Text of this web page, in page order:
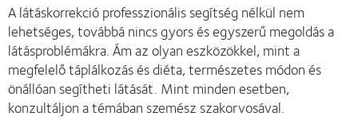
A látáskorrekció professzionális segítség nélkül nem
lehetséges, továbbá nincs gyors és egyszerű megoldás a
látásproblémákra. Ám az olyan eszközökkel, mint a
megfelelő táplálkozás és diéta, természetes módon és
önállóan segítheti látását. Mint minden esetben,
konzultáljon a témában szemész szakorvosával.